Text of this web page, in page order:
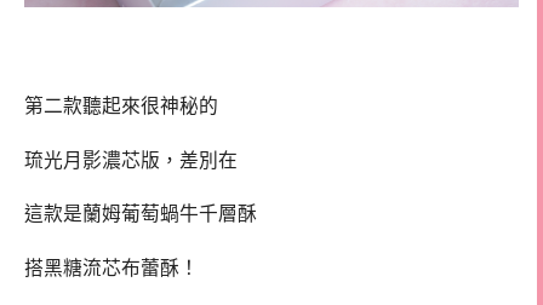
第二款聽起來很神秘的
琉光月影濃芯版， 差別在
這款是蘭姆葡萄蝸牛千層酥
搭黑糖流芯布蕾酥！